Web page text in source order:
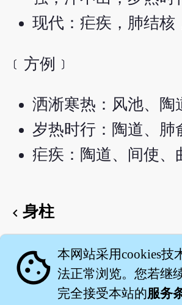
现代：疟疾，肺结核
﹝方例﹞
洒淅寒热：风池、陶
岁热时行：陶道、肺
疟疾：陶道、间使、
chevron_left 身柱
English version
cookie 本网站采用cookies技
法正常浏览。您若继
完全接受本站的服务